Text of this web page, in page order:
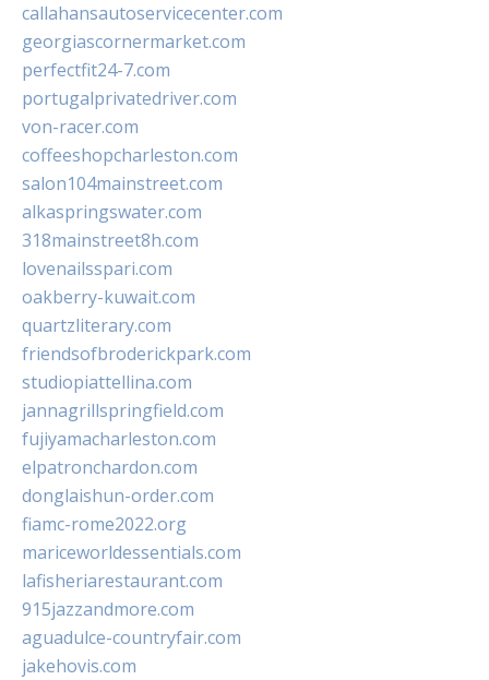
callahansautoservicecenter.com
georgiascornermarket.com
perfectfit24-7.com
portugalprivatedriver.com
von-racer.com
coffeeshopcharleston.com
salon104mainstreet.com
alkaspringswater.com
318mainstreet8h.com
lovenailsspari.com
oakberry-kuwait.com
quartzliterary.com
friendsofbroderickpark.com
studiopiattellina.com
jannagrillspringfield.com
fujiyamacharleston.com
elpatronchardon.com
donglaishun-order.com
fiamc-rome2022.org
mariceworldessentials.com
lafisheriarestaurant.com
915jazzandmore.com
aguadulce-countryfair.com
jakehovis.com